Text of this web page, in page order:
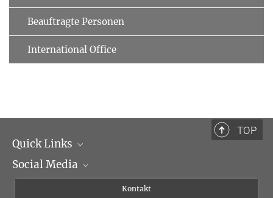
Beauftragte Personen
International Office
TOP
Quick Links
Institutsleitung
Social Media
Kontakt